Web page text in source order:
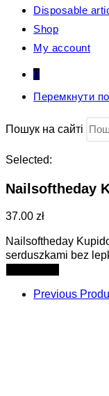
Disposable
Shop
My account
0
Перемкнути
Пошук на сайті
Selected:
Nailsoftheday
37.00 zł
Nailsoftheday
serduszkami bez
Previous